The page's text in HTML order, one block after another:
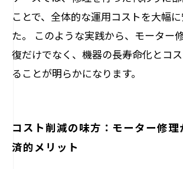
ことで、全体的な運用コストを大幅
た。 このような実践から、モーター
復だけでなく、機器の長寿命化とコ
ることが明らかになります。
コスト削減の味方：モーター修
済的メリット